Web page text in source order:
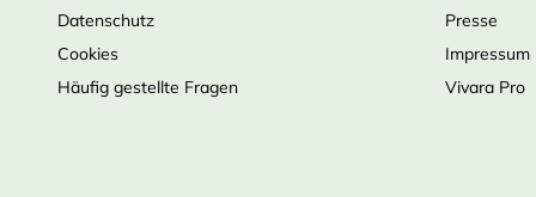
Datenschutz
Cookies
Häufig gestellte Fragen
Presse
Impressum
Vivara Pro